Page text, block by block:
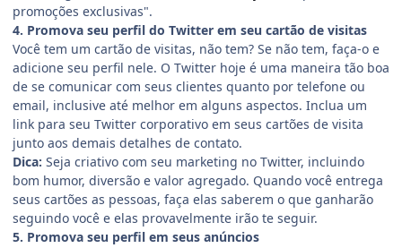
promoções exclusivas".
4. Promova seu perfil do Twitter em seu cartão de visitas
Você tem um cartão de visitas, não tem? Se não tem, faça-o e
adicione seu perfil nele. O Twitter hoje é uma maneira tão boa
de se comunicar com seus clientes quanto por telefone ou
email, inclusive até melhor em alguns aspectos. Inclua um
link para seu Twitter corporativo em seus cartões de visita
junto aos demais detalhes de contato.
Dica: Seja criativo com seu marketing no Twitter, incluindo
bom humor, diversão e valor agregado. Quando você entrega
seus cartões as pessoas, faça elas saberem o que ganharão
seguindo você e elas provavelmente irão te seguir.
5. Promova seu perfil em seus anúncios